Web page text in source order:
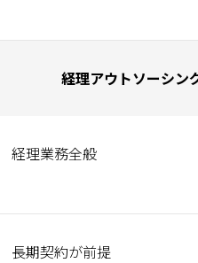
経理アウトソーシン
経理業務全般
長期契約が前提